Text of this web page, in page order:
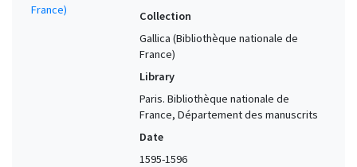
Collection
Gallica (Bibliothèque nationale de
France)
Library
Paris. Bibliothèque nationale de
France, Département des manuscrits
Date
1595-1596